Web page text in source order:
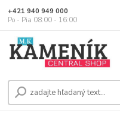
+421 940 949 000
Po - Pia 08:00 - 16:00